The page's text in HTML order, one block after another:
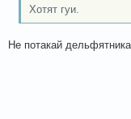
Хотят гуи.
Не потакай